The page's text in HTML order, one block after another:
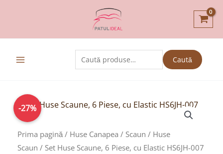
Caută
după:
Caută
-27%
Prima pagină/ Huse Canapea / Scaun / Huse
Scaun / Set Huse Scaune, 6 Piese, cu Elastic HS6JH-007
Prețul
a
fost:
Prețul
este:
109,00lei.
Cantitate
Set
Huse
Scaune,